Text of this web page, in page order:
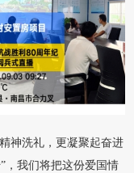
洗礼，更凝聚起奋进
，我们将把这份爱国情